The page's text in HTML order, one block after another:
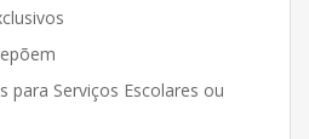
para Serviços Escolares ou